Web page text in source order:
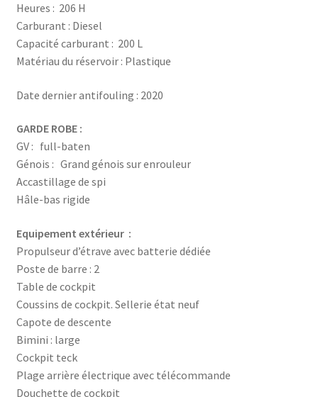
Heures : 206 H
Carburant : Diesel
Capacité carburant : 200 L
Matériau du réservoir : Plastique
Date dernier antifouling : 2020
GARDE ROBE :
GV : full-baten
Génois : Grand génois sur enrouleur
Accastillage de spi
Hâle-bas rigide
Equipement extérieur :
Propulseur d’étrave avec batterie dédiée
Poste de barre : 2
Table de cockpit
Coussins de cockpit. Sellerie état neuf
Capote de descente
Bimini : large
Cockpit teck
Plage arrière électrique avec télécommande
Douchette de cockpit